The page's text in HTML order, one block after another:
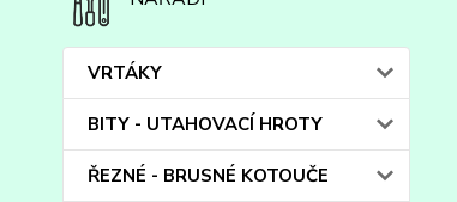
VRTÁKY
BITY - UTAHOVACÍ HROTY
ŘEZNÉ - BRUSNÉ KOTOUČE